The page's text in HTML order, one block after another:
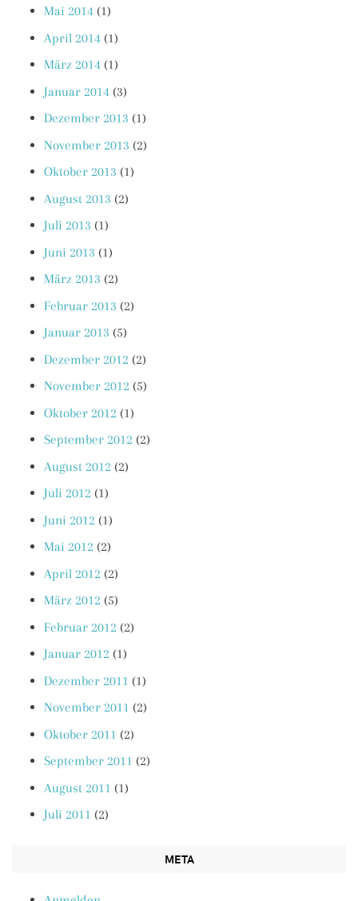
Mai 2014 (1)
April 2014 (1)
März 2014 (1)
Januar 2014 (3)
Dezember 2013 (1)
November 2013 (2)
Oktober 2013 (1)
August 2013 (2)
Juli 2013 (1)
Juni 2013 (1)
März 2013 (2)
Februar 2013 (2)
Januar 2013 (5)
Dezember 2012 (2)
November 2012 (5)
Oktober 2012 (1)
September 2012 (2)
August 2012 (2)
Juli 2012 (1)
Juni 2012 (1)
Mai 2012 (2)
April 2012 (2)
März 2012 (5)
Februar 2012 (2)
Januar 2012 (1)
Dezember 2011 (1)
November 2011 (2)
Oktober 2011 (2)
September 2011 (2)
August 2011 (1)
Juli 2011 (2)
META